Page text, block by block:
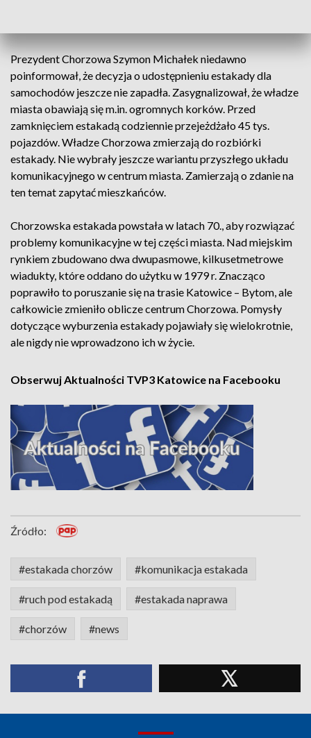
Prezydent Chorzowa Szymon Michałek niedawno
poinformował, że decyzja o udostępnieniu estakady dla
samochodów jeszcze nie zapadła. Zasygnalizował, że władze
miasta obawiają się m.in. ogromnych korków. Przed
zamknięciem estakadą codziennie przejeżdżało 45 tys.
pojazdów. Władze Chorzowa zmierzają do rozbiórki
estakady. Nie wybrały jeszcze wariantu przyszłego układu
komunikacyjnego w centrum miasta. Zamierzają o zdanie na
ten temat zapytać mieszkańców.
Chorzowska estakada powstała w latach 70., aby rozwiązać
problemy komunikacyjne w tej części miasta. Nad miejskim
rynkiem zbudowano dwa dwupasmowe, kilkusetmetrowe
wiadukty, które oddano do użytku w 1979 r. Znacząco
poprawiło to poruszanie się na trasie Katowice – Bytom, ale
całkowicie zmieniło oblicze centrum Chorzowa. Pomysły
dotyczące wyburzenia estakady pojawiały się wielokrotnie,
ale nigdy nie wprowadzono ich w życie.
Obserwuj Aktualności TVP3 Katowice na Facebooku
Źródło:
#estakada chorzów #komunikacja estakada
#ruch pod estakadą #estakada naprawa
#chorzów #news